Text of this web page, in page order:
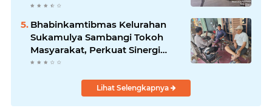
Bhabinkamtibmas Kelurahan
Sukamulya Sambangi Tokoh
Masyarakat, Perkuat Sinergi
Jaga Kamtibmas
Lihat Selengkapnya